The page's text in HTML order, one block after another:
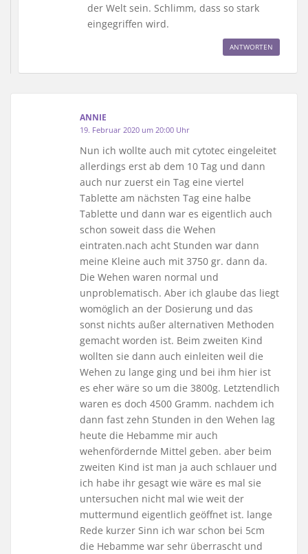
der Welt sein. Schlimm, dass so stark
eingegriffen wird.
ANTWORTEN
ANNIE
19. Februar 2020 um 20:00 Uhr
Nun ich wollte auch mit cytotec eingeleitet
allerdings erst ab dem 10 Tag und dann
auch nur zuerst ein Tag eine viertel
Tablette am nächsten Tag eine halbe
Tablette und dann war es eigentlich auch
schon soweit dass die Wehen
eintraten.nach acht Stunden war dann
meine Kleine auch mit 3750 gr. dann da.
Die Wehen waren normal und
unproblematisch. Aber ich glaube das liegt
womöglich an der Dosierung und das
sonst nichts außer alternativen Methoden
gemacht worden ist. Beim zweiten Kind
wollten sie dann auch einleiten weil die
Wehen zu lange ging und bei ihm hier ist
es eher wäre so um die 3800g. Letztendlich
waren es doch 4500 Gramm. nachdem ich
dann fast zehn Stunden in den Wehen lag
heute die Hebamme mir auch
wehenfördernde Mittel geben. aber beim
zweiten Kind ist man ja auch schlauer und
ich habe ihr gesagt wie wäre es mal sie
untersuchen nicht mal wie weit der
muttermund eigentlich geöffnet ist. lange
Rede kurzer Sinn ich war schon bei 5cm
die Hebamme war sehr überrascht und